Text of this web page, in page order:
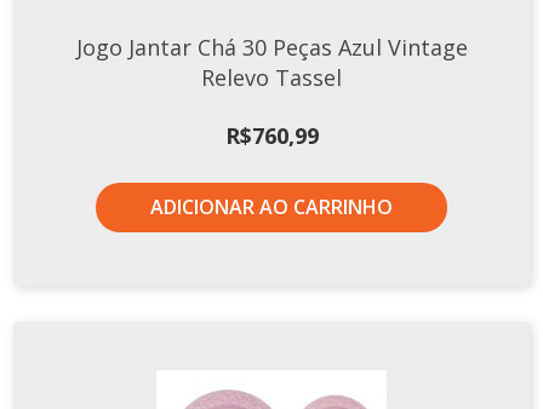
Jogo Jantar Chá 30 Peças Azul Vintage
Relevo Tassel
R$760,99
ADICIONAR AO CARRINHO